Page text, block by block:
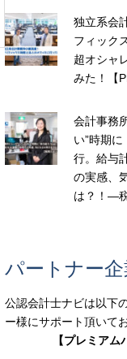
独立系会
フィック
超オシャ
みた！【
会計事務
い”時期
行。給与
の実感、
は？！―
パートナー企
公認会計士ナビは以下
ー様にサポート頂いて
【プレミアム